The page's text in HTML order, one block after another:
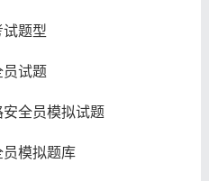
题型
试题
全员模拟试题
模拟题库